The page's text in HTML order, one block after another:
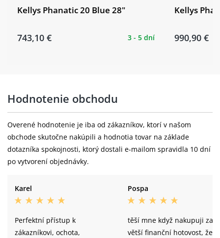
Kellys Phanatic 20 Blue 28"
743,10 € 3 - 5 dní
Kellys
990,90 €
Hodnotenie obchodu
Overené hodnotenie je iba od zákazníkov, ktorí v našom
obchode skutočne nakúpili a hodnotia tovar na základe
dotazníka spokojnosti, ktorý dostali e-mailom spravidla 10 dní
po vytvorení objednávky.
Karel
Perfektní přístup k
zákazníkovi, ochota,
Pospa
těší mne když nakupuji za
větší finanční hotovost, že